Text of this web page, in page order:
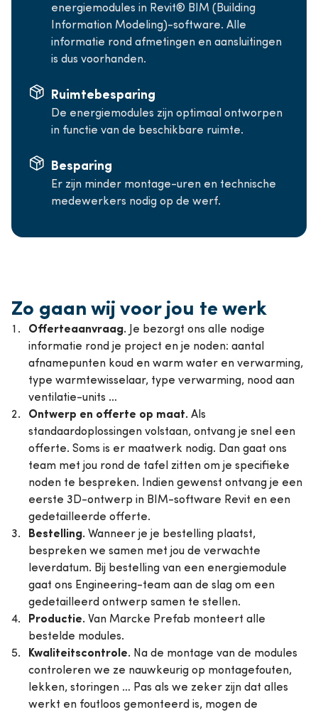
energiemodules in Revit® BIM (Building
Information Modeling)-software. Alle
informatie rond afmetingen en aansluitingen
is dus voorhanden.
Ruimtebesparing
De energiemodules zijn optimaal ontworpen
in functie van de beschikbare ruimte.
Besparing
Er zijn minder montage-uren en technische
medewerkers nodig op de werf.
Zo gaan wij voor jou te werk
Offerteaanvraag. Je bezorgt ons alle nodige
informatie rond je project en je noden: aantal
afnamepunten koud en warm water en verwarming,
type warmtewisselaar, type verwarming, nood aan
ventilatie-units …
Ontwerp en offerte op maat. Als
standaardoplossingen volstaan, ontvang je snel een
offerte. Soms is er maatwerk nodig. Dan gaat ons
team met jou rond de tafel zitten om je specifieke
noden te bespreken. Indien gewenst ontvang je een
eerste 3D-ontwerp in BIM-software Revit en een
gedetailleerde offerte.
Bestelling. Wanneer je je bestelling plaatst,
bespreken we samen met jou de verwachte
leverdatum. Bij bestelling van een energiemodule
gaat ons Engineering-team aan de slag om een
gedetailleerd ontwerp samen te stellen.
Productie. Van Marcke Prefab monteert alle
bestelde modules.
Kwaliteitscontrole. Na de montage van de modules
controleren we ze nauwkeurig op montagefouten,
lekken, storingen … Pas als we zeker zijn dat alles
werkt en foutloos gemonteerd is, mogen de